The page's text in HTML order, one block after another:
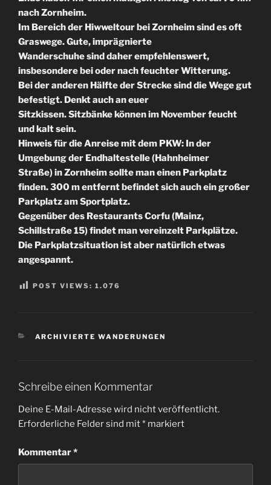
nach Zornheim.
Im Bereich der Hiwweltour bei Zornheim sind es oft
Graswege. Gute, imprägnierte
Wanderschuhe sind daher empfehlenswert,
insbesondere bei oder nach feuchter Witterung.
Bei der anderen Hälfte der Strecke sind die Wege gut
befestigt. Denkt auch an euer
Sitzkissen. Sitzbänke können im November feucht
und kalt sein.
Hinweis für die Anreise mit dem PKW: In der
Umgebung der Endhaltestelle (Hahnheimer
Straße) in Zornheim sollte man einen Parkplatz
finden. 300 m entfernt befindet sich auch ein großer
Parkplatz am Sportplatz.
Gegenüber des Restaurants Corfu (Mainz,
Schillstraße 15) findet man vereinzelt Parkplätze.
Die Parkplatzsituation ist aber natürlich etwas
angespannt.
POST VIEWS: 1.076
KATEGORIEN
ARCHIVIERTE WANDERUNGEN
Schreibe einen Kommentar
Deine E-Mail-Adresse wird nicht veröffentlicht.
Erforderliche Felder sind mit* markiert
Kommentar*